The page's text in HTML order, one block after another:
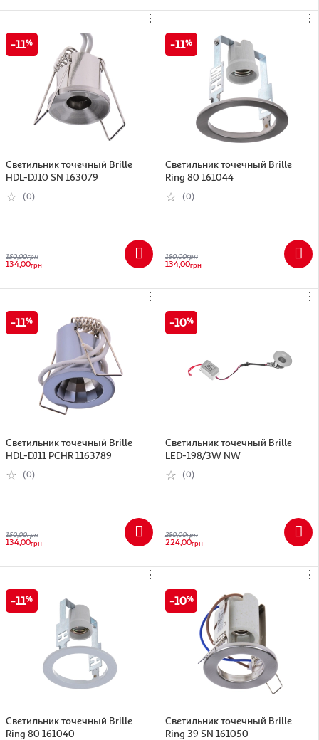
⋮
11
Светильник точечный Brille
HDL-DJ10 SN 163079
(0)
150,00грн
134,00грн
⋮
11
Светильник точечный Brille
Ring 80 161044
(0)
150,00грн
134,00грн
⋮
11
Светильник точечный Brille
HDL-DJ11 PCHR 1163789
(0)
150,00грн
134,00грн
⋮
10
Светильник точечный Brille
LED-198/3W NW
(0)
250,00грн
224,00грн
⋮
11
Светильник точечный Brille
Ring 80 161040
⋮
10
Светильник точечный Brille
Ring 39 SN 161050